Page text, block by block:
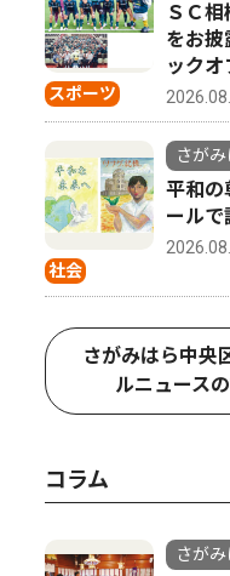
4
スポーツ
ＳＣ
をお
ックオ
社会
さが
平和
ールで
さがみはら中央
ルニュース
コラム
さが